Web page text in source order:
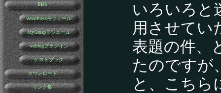
BBS
WordPressモジュール
MyGmapモジュール
weblogプラグイン
ゲストブック
ダウンロード
リンク集
いろいろと
用させてい
表題の件、
たのですが
と、こちら